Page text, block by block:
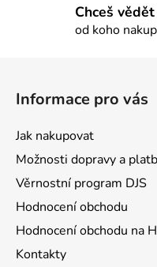
Chceš vědět
od koho
Informace pro vás
Jak nakupovat
Možnosti dopravy a
Věrnostní program DJS
Hodnocení obchodu
Hodnocení obchodu na
Kontakty